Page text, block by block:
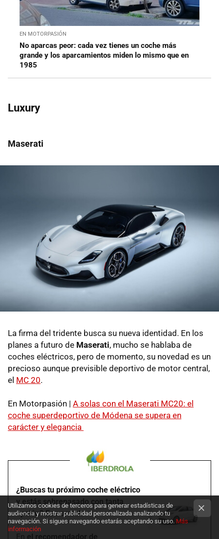
EN MOTORPASIÓN
No aparcas peor: cada vez tienes un coche más
grande y los aparcamientos miden lo mismo que en
1985
Luxury
Maserati
La firma del tridente busca su nueva identidad. En los
planes a futuro de Maserati, mucho se hablaba de
coches eléctricos, pero de momento, su novedad es un
precioso aunque previsible deportivo de motor central,
el MC 20.
En Motorpasión | A solas con el Maserati MC20: el
coche superdeportivo de Módena se supera en
carácter y elegancia
¿Buscas tu próximo coche eléctrico
y estás sobrepasado con tanta
opción? Es normal.
En el recomendador de
Utilizamos cookies de terceros para generar estadísticas de
audiencia y mostrar publicidad personalizada analizando tu
navegación. Si sigues navegando estarás aceptando su uso. Más
información